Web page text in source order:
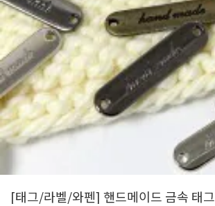
[태그/라벨/와펜] 핸드메이드 금속 태그